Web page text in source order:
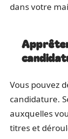
dans votre
Vous pouvez
candidature.
auxquelles
titres et